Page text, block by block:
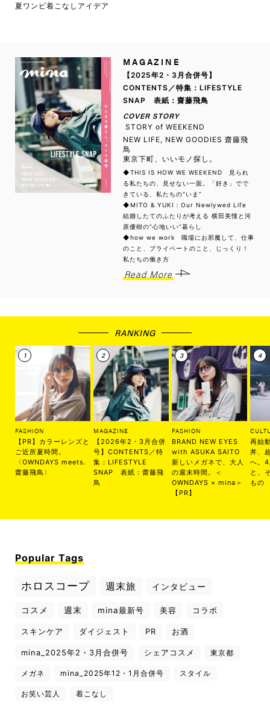
夏ワンピ着こなしアイデア
MAGAZINE
【2025年2・3月合併号】
CONTENTS／特集：LIFESTYLE
SNAP 表紙：齋藤飛鳥
COVER STORY
STORY of WEEKEND
NEW LIFE, NEW GOODIES 齋藤飛
鳥
東京下町、いいモノ探し。
◆THIS IS HOW WE WEEKEND 見られ
る私たちの、見せない一面。「好き」でで
きている、私たちの“いま”
◆MITO & YUKI：Our Newlywed Life
結婚したてのふたりが考える 横田美憧と河
原優樹の“心地いい”暮らし
◆how we work 職場にお邪魔して、仕事
のこと、プライベートのこと、じっくり！
私たちの働き方
Read More
RANKING
FASHION
【PR】カラーレンズと
ご近所夏時間。
〈OWNDAYS meets.
齋藤飛鳥〉
MAGAZINE
【2026年2・3月合併
号】CONTENTS／特
集：LIFESTYLE
SNAP 表紙：齋藤飛
鳥
FASHION
BRAND NEW EYES
with ASUKA SAITO
新しいメガネで、大人
の週末時間。＜
OWNDAYS × mina＞
【PR】
再始
丼、
へ。
と、
もの
Popular Tags
ホロスコープ 週末旅 インタビュー
コスメ 週末 mina最新号 美容 コラボ
スキンケア ダイジェスト PR お酒
mina_2025年2・3月合併号 シェアコスメ 東京都
メガネ mina_2025年12・1月合併号 スタイル
お笑い芸人 着こなし